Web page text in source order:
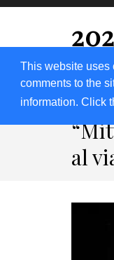
This website uses
comments to the
information. Click
al